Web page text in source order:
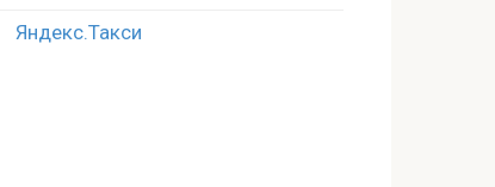
Яндекс.Такси